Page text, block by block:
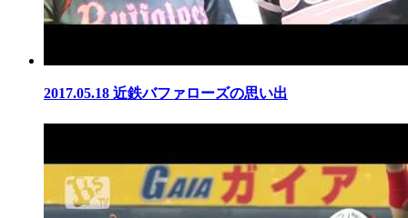
2017.05.18 近鉄バファローズの思い出